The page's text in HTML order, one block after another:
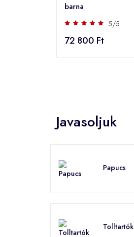
barna
5/5
72 800 Ft
Javasoljuk
Papucs
Tolltartók